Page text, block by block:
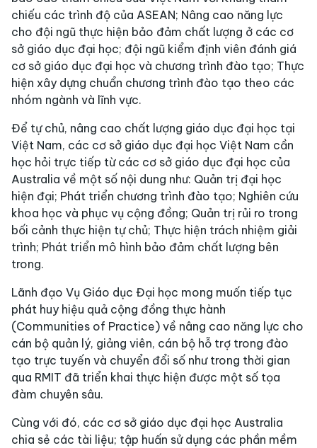
chiếu các trình độ của ASEAN; Nâng cao năng lực
cho đội ngũ thực hiện bảo đảm chất lượng ở các cơ
sở giáo dục đại học; đội ngũ kiểm định viên đánh giá
cơ sở giáo dục đại học và chương trình đào tạo; Thực
hiện xây dựng chuẩn chương trình đào tạo theo các
nhóm ngành và lĩnh vực.
Để tự chủ, nâng cao chất lượng giáo dục đại học tại
Việt Nam, các cơ sở giáo dục đại học Việt Nam cần
học hỏi trực tiếp từ các cơ sở giáo dục đại học của
Australia về một số nội dung như: Quản trị đại học
hiện đại; Phát triển chương trình đào tạo; Nghiên cứu
khoa học và phục vụ cộng đồng; Quản trị rủi ro trong
bối cảnh thực hiện tự chủ; Thực hiện trách nhiệm giải
trình; Phát triển mô hình bảo đảm chất lượng bên
trong.
Lãnh đạo Vụ Giáo dục Đại học mong muốn tiếp tục
phát huy hiệu quả cộng đồng thực hành
(Communities of Practice) về nâng cao năng lực cho
cán bộ quản lý, giảng viên, cán bộ hỗ trợ trong đào
tạo trực tuyến và chuyển đổi số như trong thời gian
qua RMIT đã triển khai thực hiện được một số tọa
đàm chuyên sâu.
Cùng với đó, các cơ sở giáo dục đại học Australia
chia sẻ các tài liệu; tập huấn sử dụng các phần mềm